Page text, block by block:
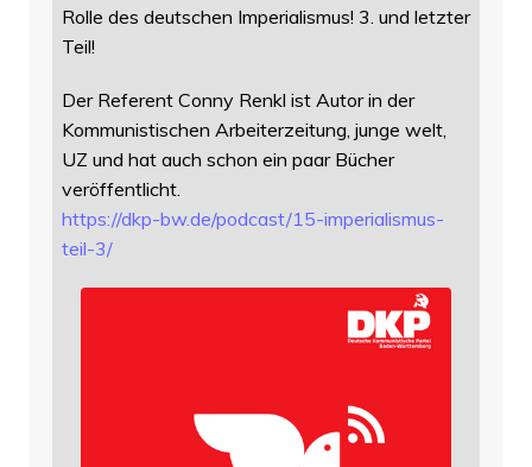
Rolle des deutschen Imperialismus! 3. und letzter
Teil!
Der Referent Conny Renkl ist Autor in der
Kommunistischen Arbeiterzeitung, junge welt,
UZ und hat auch schon ein paar Bücher
veröffentlicht.
https://dkp-bw.de/podcast/15-imperialismus-
teil-3/